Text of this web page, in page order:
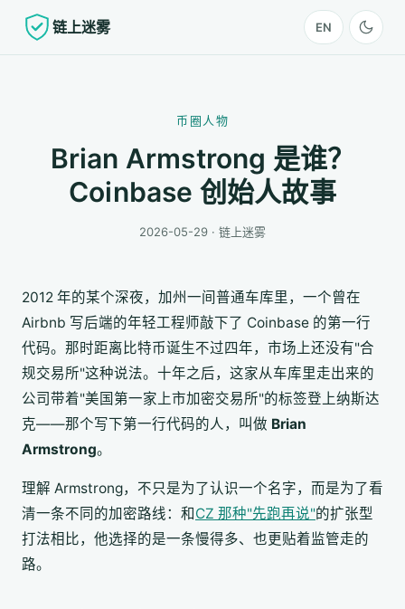
链上迷雾 EN
币圈人物
Brian Armstrong 是谁？
Coinbase 创始人故事
2026-05-29 · 链上迷雾
2012 年的某个深夜，加州一间普通车库里，一个曾在
Airbnb 写后端的年轻工程师敲下了 Coinbase 的第一行
代码。那时距离比特币诞生不过四年，市场上还没有"合
规交易所"这种说法。十年之后，这家从车库里走出来的
公司带着"美国第一家上市加密交易所"的标签登上纳斯达
克——那个写下第一行代码的人，叫做 Brian
Armstrong。
理解 Armstrong，不只是为了认识一个名字，而是为了看
清一条不同的加密路线：和CZ 那种"先跑再说"的扩张型
打法相比，他选择的是一条慢得多、也更贴着监管走的
路。